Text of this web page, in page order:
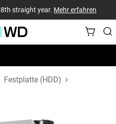
straight year. Mehr erfahren
Festplatte (HDD)